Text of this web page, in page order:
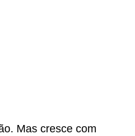
Mas cresce com